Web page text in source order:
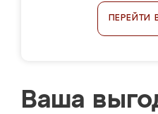
ПЕРЕЙТИ
Ваша